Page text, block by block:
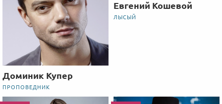
Доминик Купер
ПРОПОВЕДНИК
Евгений Кошевой
ЛЫСЫЙ